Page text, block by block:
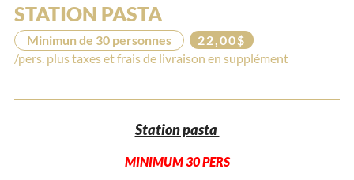
STATION PASTA
Minimun de 30 personnes
22,00$
/pers. plus taxes et frais de livraison en supplément
Station pasta
MINIMUM 30 PERS